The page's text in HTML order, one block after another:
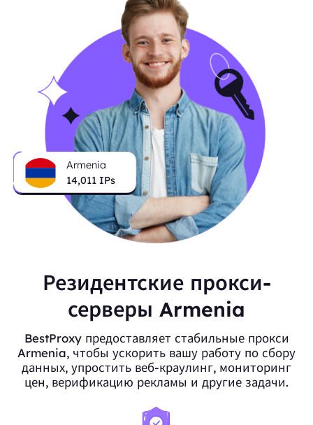
Armenia
14,011 IPs
Резидентские прокси-
серверы Armenia
BestProxy предоставляет стабильные прокси
Armenia, чтобы ускорить вашу работу по сбору
данных, упростить веб-краулинг, мониторинг
цен, верификацию рекламы и другие задачи.